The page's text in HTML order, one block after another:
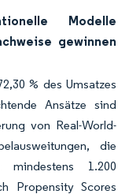
Modelle
gewinnen
% des Umsatzes
Ansätze sind
von Real-World-
die
mindestens 1.200
Propensity Scores